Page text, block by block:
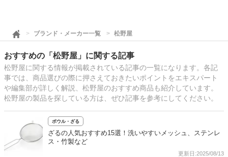
ブランド・メーカー一覧 松野屋
おすすめの「松野屋」に関する記事
松野屋に関する情報が掲載されている記事の一覧になります。各記
事では、商品選びの際に押さえておきたいポイントをエキスパート
や編集部が詳しく解説、松野屋のおすすめ商品も紹介しています。
松野屋の製品を探している方は、ぜひ記事を参考にしてください。
ボウル・ざる
ざるの人気おすすめ15選！洗いやすいメッシュ、ステンレ
ス・竹製など
更新日:2025/08/13